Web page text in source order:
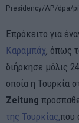
Presidency/AP/dpa/
Επρόκειτο για
Καραμπάχ, όπως
διήρκησε μόλις
οποία η Τουρκία
Zeitung
της Τουρκίας,που